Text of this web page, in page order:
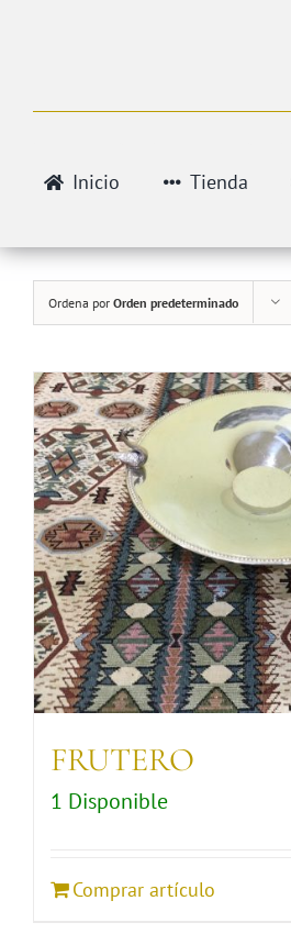
Inicio Tienda
Ordena por Orden predeterminado
FRUTERO
1 Disponible
Comprar artículo